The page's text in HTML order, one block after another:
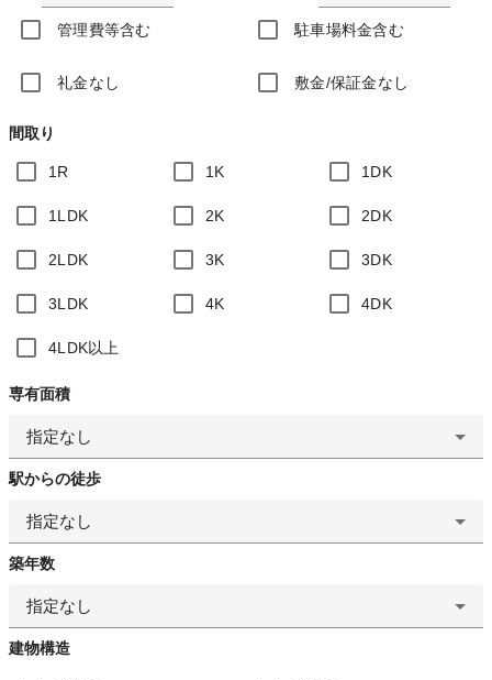
管理費等含む 駐車場料金含む
礼金なし 敷金/保証金なし
間取り
1R 1K 1DK
1LDK 2K 2DK
2LDK 3K 3DK
3LDK 4K 4DK
4LDK以上
専有面積
指定なし
駅からの徒歩
指定なし
築年数
指定なし
建物構造